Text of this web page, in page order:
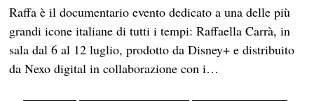
Raffa è il documentario evento dedicato a una delle più
grandi icone italiane di tutti i tempi: Raffaella Carrà, in
sala dal 6 al 12 luglio, prodotto da Disney+ e distribuito
da Nexo digital in collaborazione con i…